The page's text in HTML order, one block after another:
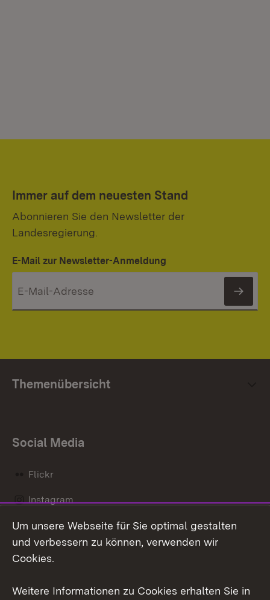
Immer auf dem neuesten Stand
Abonnieren Sie den Newsletter der
Landesregierung.
E-Mail zur Newsletter-Anmeldung
Themenübersicht
Social Media
Flickr
Instagram
Social Wall
Um unsere Webseite für Sie optimal gestalten
und verbessern zu können, verwenden wir
Cookies.
Weitere Informationen zu Cookies erhalten Sie in